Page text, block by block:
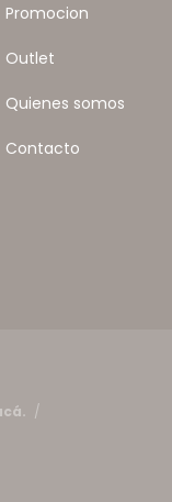
Promocion
Outlet
Quienes somos
Contacto
/